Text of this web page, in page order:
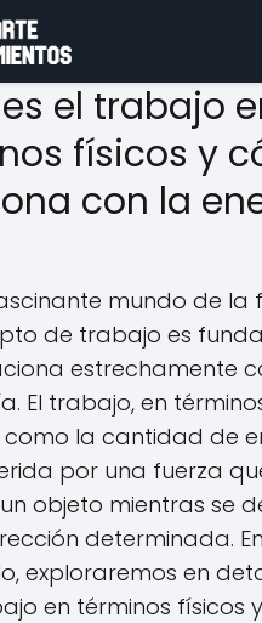
el trabajo
físicos y
con la
mundo de la
de trabajo es
estrechamente
El trabajo, en
como la cantidad de
por una fuerza
objeto mientras se
determinada.
exploraremos en
en términos físicos